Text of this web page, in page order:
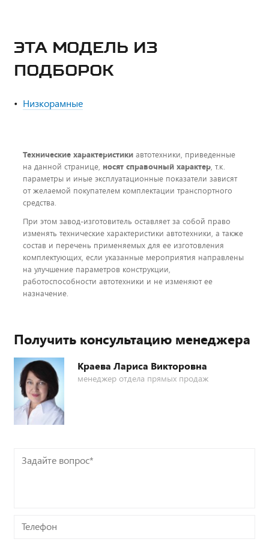
ЭТА МОДЕЛЬ ИЗ
ПОДБОРОК
Низкорамные
Технические характеристики автотехники, приведенные
на данной странице, носят справочный характер, т.к.
параметры и иные эксплуатационные показатели зависят
от желаемой покупателем комплектации транспортного
средства.
При этом завод-изготовитель оставляет за собой право
изменять технические характеристики автотехники, а также
состав и перечень применяемых для ее изготовления
комплектующих, если указанные мероприятия направлены
на улучшение параметров конструкции,
работоспособности автотехники и не изменяют ее
назначение.
Получить консультацию менеджера
Краева Лариса Викторовна
менеджер отдела прямых продаж
Задайте
Телефон